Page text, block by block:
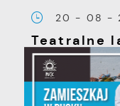
20 - 08 -
Teatralne
kolorowo